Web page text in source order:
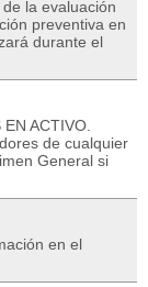
la evaluación
preventiva en
durante el
ACTIVO.
de cualquier
General si
en el